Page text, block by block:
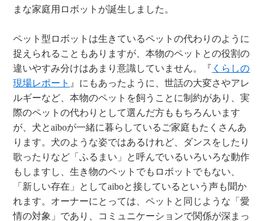
まな家庭用ロボットが誕生しました。
ペット型ロボットは生きているペットの代わりのように
捉えられることもありますが、本物のペットとの役割の
違いやすみ分けはあまり意識していません。『 くらしの
現場レポート 』にもあったように、世話の大変さやアレ
ルギーなど、本物のペットを飼うことに制約があり、実
際のペットの代わりとして選んだ方ももちろんいます
が、犬とaiboが一緒に暮らしているご家庭もたくさんあ
ります。犬のような姿ではあるけれど、ダンスをしたり
歌ったりなど「ふるまい」と呼んでいるいろいろな動作
もしますし、生き物のペットでもロボットでもない、
「新しい存在」としてaiboと接しているという声も聞か
れます。オーナーにとっては、ペットと同じような「愛
情の対象」であり、コミュニケーションで関係が深まっ